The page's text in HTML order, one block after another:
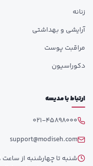
زنانه
آرایشی و بهداشتی
مراقبت پوست
دکوراسیون
ارتباط با مدیسه
021-45898000
support@modiseh.com